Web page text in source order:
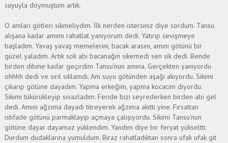
suyuyla doymuştum artık.
O amları götleri sikmeliydim. İlk nerden istersiniz diye sordum. Tansu
alışana kadar amımı rahatlat yanıyorum dedi. Yatırıp sevişmeye
başladım. Yavaş yavaş memelerini, bacak arasını, amını götünü bir
güzel yaladım. Artık sok abi bacanağın sikemedi sen sik dedi. Bende
birden dibine kadar geçirdim Tansu’nun amına. Gerçekten yanıyordu
ohhhh dedi ve sırıl sıklamdı. Am suyu götünden aşağı akıyordu. Sikimi
çıkarıp götüne dayadım. Yapma erkeğim, yapma kocacım diyordu.
Sikimi tükürükleyip sıvazladım. Feride bizi seyrederken birden abi gel
dedi. Amını ağzıma dayadı titreyerek ağzıma akıttı yine. Fırsattan
istifade götünü parmaklayıp açmaya çalışıyordu. Sikimi Tansu’nun
götüne dayar dayamaz yüklendim. Yandım diye bir feryat yükseltti.
Durdum dudaklarına yumuldum. Biraz rahatladıktan sonra ufak ufak git